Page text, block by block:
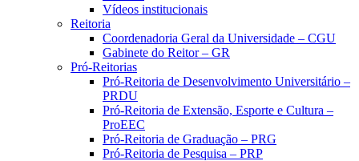
Vídeos institucionais
Reitoria
Coordenadoria Geral da Universidade – CGU
Gabinete do Reitor – GR
Pró-Reitorias
Pró-Reitoria de Desenvolvimento Universitário –
PRDU
Pró-Reitoria de Extensão, Esporte e Cultura –
ProEEC
Pró-Reitoria de Graduação – PRG
Pró-Reitoria de Pesquisa – PRP